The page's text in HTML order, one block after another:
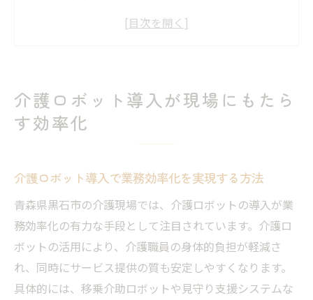
現場の介護負担軽減につながる導入ポイン
介護サービス全体の流れを変える導入事例
負担軽減を実現する黒石市の介護最前線
訣
黒石市の現場が直面する介護の課題と対応
策
ロボット導入がスタッフの働き方を変える
理由
介護現場の安全向上に役立つ最新技術
介護ロボット導入が現場にもたら
す効率化
介護ロボット導入で業務効率化を実現する方法
青森県黒石市の介護現場では、介護ロボットの導入が業
務効率化の有力な手段として注目されています。介護ロ
ボットの活用により、介護職員の身体的負担が軽減さ
れ、同時にサービス提供の質も安定しやすくなります。
具体的には、移乗介助ロボットや見守り支援システムな